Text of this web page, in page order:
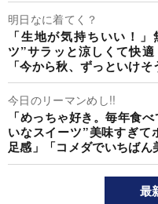
明日なに着てく？
「生地が気持ちいい！
ツ”サラッと涼しくて快
「今から秋、ずっといけ
今日のリーマンめし!!
「めっちゃ好き。毎年食
いなスイーツ”美味すぎて
足感」「コメダでいちばん
最